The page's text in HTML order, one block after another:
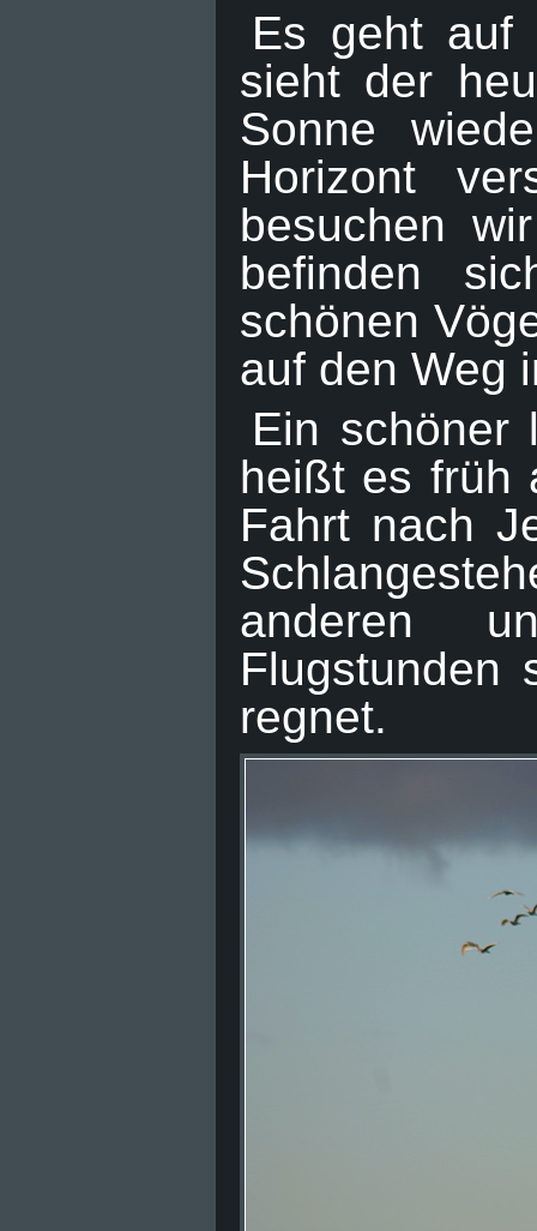
Es geht auf
sieht der
Sonne
Horizont
besuchen
befinden
schönen
auf den Weg
Ein schöner
heißt es früh
Fahrt nach
anderen
Flugstunden
regnet.